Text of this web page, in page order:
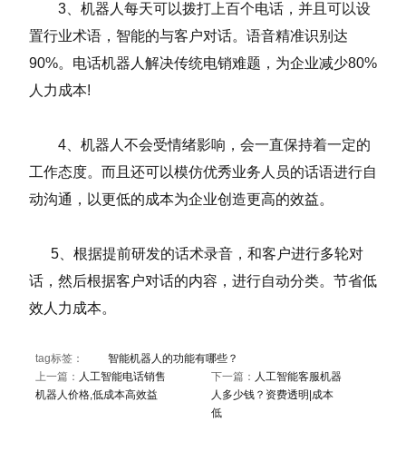
3、机器人每天可以拨打上百个电话，并且可以设
置行业术语，智能的与客户对话。语音精准识别达
90%。电话机器人解决传统电销难题，为企业减少80%
人力成本!
4、机器人不会受情绪影响，会一直保持着一定的
工作态度。而且还可以模仿优秀业务人员的话语进行自
动沟通，以更低的成本为企业创造更高的效益。
5、根据提前研发的话术录音，和客户进行多轮对
话，然后根据客户对话的内容，进行自动分类。节省低
效人力成本。
tag标签： 智能机器人的功能有哪些？
上一篇： 人工智能电话销售
机器人价格,低成本高效益
下一篇： 人工智能客服机器
人多少钱？资费透明|成本
低